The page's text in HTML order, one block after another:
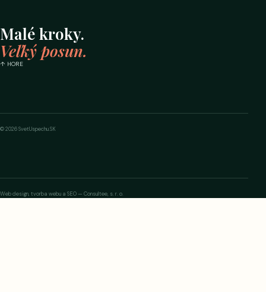
Malé kroky.
Veľký posun.
↑ HORE
© 2026 SvetUspechu.SK
Web design, tvorba webu a SEO — Consultee, s. r. o.